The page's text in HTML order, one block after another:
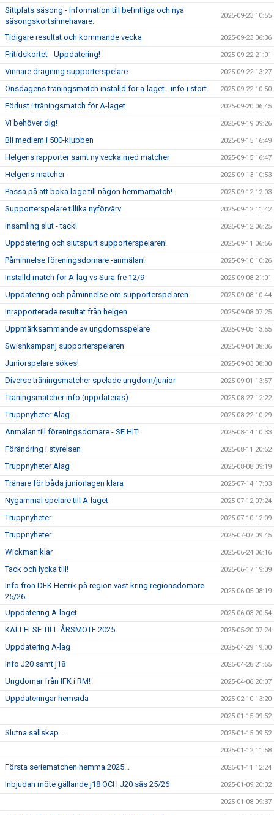
Sittplats säsong - Information till befintliga och nya
säsongskortsinnehavare.
2025-09-23 10:55
Tidigare resultat och kommande vecka 2025-09-23 06:36
Fritidskortet - Uppdatering! 2025-09-22 21:01
Vinnare dragning supporterspelare 2025-09-22 13:27
Onsdagens träningsmatch inställd för a-laget - info i stort 2025-09-22 10:50
Förlust i träningsmatch för A-laget 2025-09-20 06:45
Vi behöver dig! 2025-09-19 09:26
Bli medlem i 500-klubben 2025-09-15 16:49
Helgens rapporter samt ny vecka med matcher 2025-09-15 16:47
Helgens matcher 2025-09-13 10:53
Passa på att boka loge till någon hemmamatch! 2025-09-12 12:03
Supporterspelare tillika nyförvärv 2025-09-12 11:42
Insamling slut - tack! 2025-09-12 06:25
Uppdatering och slutspurt supporterspelaren! 2025-09-11 06:56
Påminnelse föreningsdomare -anmälan! 2025-09-10 10:26
Inställd match för A-lag vs Sura fre 12/9 2025-09-08 21:01
Uppdatering och påminnelse om supporterspelaren 2025-09-08 10:44
Inrapporterade resultat från helgen 2025-09-08 07:25
Uppmärksammande av ungdomsspelare 2025-09-05 13:55
Swishkampanj supporterspelaren 2025-09-04 08:36
Juniorspelare sökes! 2025-09-03 08:00
Diverse träningsmatcher spelade ungdom/junior 2025-09-01 13:57
Träningsmatcher info (uppdateras) 2025-08-27 12:22
Truppnyheter Alag 2025-08-22 10:29
Anmälan till föreningsdomare - SE HIT! 2025-08-14 10:33
Förändring i styrelsen 2025-08-11 20:52
Truppnyheter Alag 2025-08-08 09:19
Tränare för båda juniorlagen klara 2025-07-14 17:03
Nygammal spelare till A-laget 2025-07-12 07:24
Truppnyheter 2025-07-10 12:09
Truppnyheter 2025-07-07 09:45
Wickman klar 2025-06-24 06:16
Tack och lycka till! 2025-06-17 19:09
Info fron DFK Henrik på region väst kring regionsdomare
25/26
2025-06-05 08:19
Uppdatering A-laget 2025-06-03 20:54
KALLELSE TILL ÅRSMÖTE 2025 2025-05-20 07:24
Uppdatering A-lag 2025-04-29 19:00
Info J20 samt j18 2025-04-28 21:55
Ungdomar från IFK i RM! 2025-04-06 20:07
Uppdateringar hemsida 2025-02-10 13:20
2025-01-15 09:52
Slutna sällskap..... 2025-01-15 09:52
2025-01-12 11:58
Första seriematchen hemma 2025... 2025-01-11 12:24
Inbjudan möte gällande j18 OCH J20 säs 25/26 2025-01-09 20:32
2025-01-08 09:37